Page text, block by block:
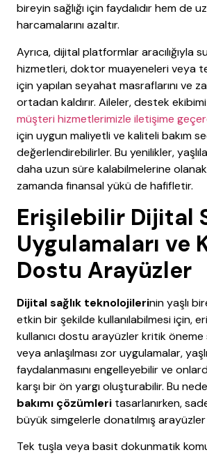
bireyin sağlığı için faydalıdır hem de
harcamalarını azaltır.
Ayrıca, dijital platformlar aracılığıyla
hizmetleri, doktor muayeneleri veya
için yapılan seyahat masraflarını ve
ortadan kaldırır. Aileler, destek
müşteri hizmetlerimizle iletişime
için uygun maliyetli ve kaliteli bakım
değerlendirebilirler. Bu yenilikler,
daha uzun süre kalabilmelerine olanak
zamanda finansal yükü de hafifletir.
Erişilebilir Dijital
Uygulamaları ve
Dostu Arayüzler
Dijital sağlık teknolojilerinin yaşlı
etkin bir şekilde kullanılabilmesi için,
kullanıcı dostu arayüzler kritik öneme
veya anlaşılması zor uygulamalar,
faydalanmasını engelleyebilir ve
karşı bir ön yargı oluşturabilir. Bu
bakımı çözümleri tasarlanırken,
büyük simgelerle donatılmış
Tek tuşla veya basit dokunmatik